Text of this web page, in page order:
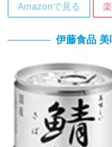
Amazonで見る
伊藤食品